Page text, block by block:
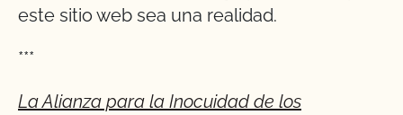
este sitio web sea una realidad.
***
La Alianza para la Inocuidad de los